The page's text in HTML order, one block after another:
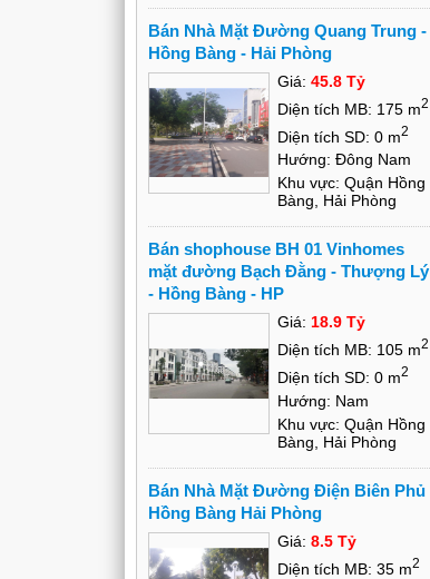
Bán Nhà Mặt Đường Quang Trung -
Hồng Bàng - Hải Phòng
Giá:45.8 Tỷ
Diện tích MB: 175 m2
Diện tích SD: 0 m2
Hướng: Đông Nam
Khu vực: Quận Hồng
Bàng, Hải Phòng
Bán shophouse BH 01 Vinhomes
mặt đường Bạch Đằng - Thượng Lý
- Hồng Bàng - HP
Giá:18.9 Tỷ
Diện tích MB: 105 m2
Diện tích SD: 0 m2
Hướng: Nam
Khu vực: Quận Hồng
Bàng, Hải Phòng
Bán Nhà Mặt Đường Điện Biên Phủ
Hồng Bàng Hải Phòng
Giá:8.5 Tỷ
Diện tích MB: 35 m2